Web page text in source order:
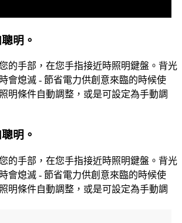
明。
的手部，在您手指接近時照明鍵盤。背光
會熄滅 - 節省電力供創意來臨的時候使
明條件自動調整，或是可設定為手動調
明。
的手部，在您手指接近時照明鍵盤。背光
會熄滅 - 節省電力供創意來臨的時候使
明條件自動調整，或是可設定為手動調